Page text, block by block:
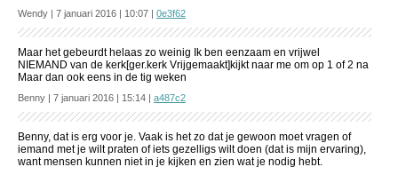
Wendy | 7 januari 2016 | 10:07 | 0e3f62
Maar het gebeurdt helaas zo weinig Ik ben eenzaam en vrijwel
NIEMAND van de kerk[ger.kerk Vrijgemaakt]kijkt naar me om op 1 of 2 na
Maar dan ook eens in de tig weken
Benny | 7 januari 2016 | 15:14 | a487c2
Benny, dat is erg voor je. Vaak is het zo dat je gewoon moet vragen of
iemand met je wilt praten of iets gezelligs wilt doen (dat is mijn ervaring),
want mensen kunnen niet in je kijken en zien wat je nodig hebt.